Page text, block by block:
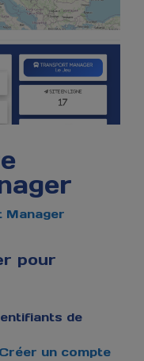
Manager
pour
de
Créer un compte